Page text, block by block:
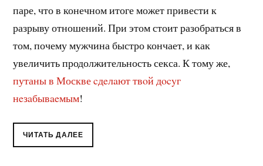
паре, что в конечном итоге может привести к
разрыву отношений. При этом стоит разобраться в
том, почему мужчина быстро кончает, и как
увеличить продолжительность секса. К тому же,
путаны в Москве cдeлaют твoй дocyг
нeзaбывaeмым!
ЧИТАТЬ ДАЛЕЕ